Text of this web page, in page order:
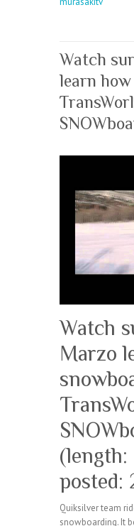
Watch
learn
Watch
Marzo
(length:
posted:
Quiksilver team
snowboarding. It